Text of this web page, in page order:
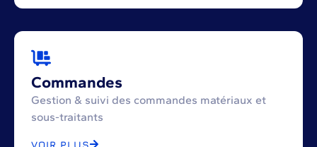
Commandes
Gestion & suivi des commandes matériaux et
sous-traitants
VOIR PLUS